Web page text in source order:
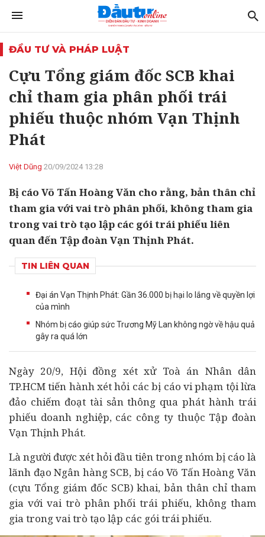
ĐẦU TƯ VÀ PHÁP LUẬT
Cựu Tổng giám đốc SCB khai
chỉ tham gia phân phối trái
phiếu thuộc nhóm Vạn Thịnh
Phát
Việt Dũng 20/09/2024 13:28
Bị cáo Võ Tấn Hoàng Văn cho rằng, bản thân chỉ
tham gia với vai trò phân phối, không tham gia
trong vai trò tạo lập các gói trái phiếu liên
quan đến Tập đoàn Vạn Thịnh Phát.
TIN LIÊN QUAN
Đại án Vạn Thịnh Phát: Gần 36.000 bị hại lo lắng về quyền lợi
của mình
Nhóm bị cáo giúp sức Trương Mỹ Lan không ngờ về hậu quả
gây ra quá lớn
Ngày 20/9, Hội đồng xét xử Toà án Nhân dân
TP.HCM tiến hành xét hỏi các bị cáo vi phạm tội lừa
đảo chiếm đoạt tài sản thông qua phát hành trái
phiếu doanh nghiệp, các công ty thuộc Tập đoàn
Vạn Thịnh Phát.
Là người được xét hỏi đầu tiên trong nhóm bị cáo là
lãnh đạoNgân hàngSCB, bị cáo Võ Tấn Hoàng Văn
(cựu Tổng giám đốc SCB) khai, bản thân chỉ tham
gia với vai trò phân phối trái phiếu, không tham
gia trong vai trò tạo lập các gói trái phiếu.